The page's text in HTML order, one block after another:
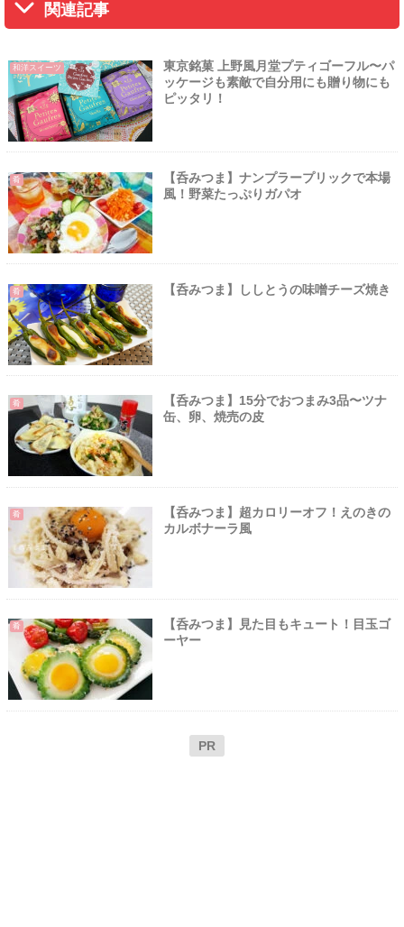
関連記事
和洋スイーツ
東京銘菓 上野風月堂プティゴーフル〜パ
ッケージも素敵で自分用にも贈り物にも
ピッタリ！
肴
【呑みつま】ナンプラープリックで本場
風！野菜たっぷりガパオ
肴 【呑みつま】ししとうの味噌チーズ焼き
肴
【呑みつま】15分でおつまみ3品〜ツナ
缶、卵、焼売の皮
肴
【呑みつま】超カロリーオフ！えのきの
カルボナーラ風
肴
【呑みつま】見た目もキュート！目玉ゴ
ーヤー
PR